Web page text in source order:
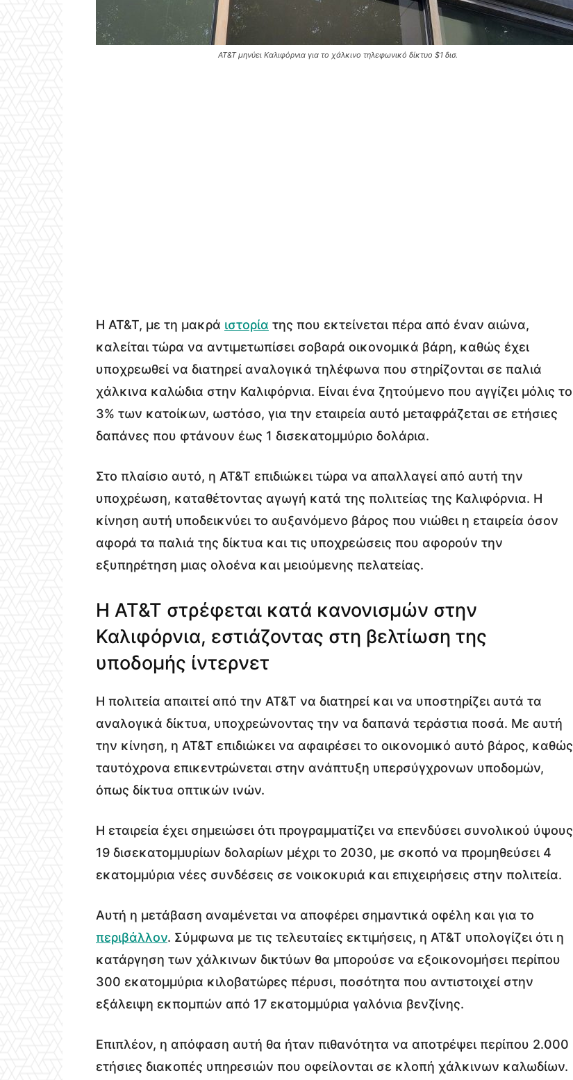
AT&T μηνύει Καλιφόρνια για το χάλκινο τηλεφωνικό δίκτυο $1 δισ.
Η AT&T, με τη μακρά ιστορία της που εκτείνεται πέρα από έναν αιώνα,
καλείται τώρα να αντιμετωπίσει σοβαρά οικονομικά βάρη, καθώς έχει
υποχρεωθεί να διατηρεί αναλογικά τηλέφωνα που στηρίζονται σε παλιά
χάλκινα καλώδια στην Καλιφόρνια. Είναι ένα ζητούμενο που αγγίζει μόλις το
3% των κατοίκων, ωστόσο, για την εταιρεία αυτό μεταφράζεται σε ετήσιες
δαπάνες που φτάνουν έως 1 δισεκατομμύριο δολάρια.
Στο πλαίσιο αυτό, η AT&T επιδιώκει τώρα να απαλλαγεί από αυτή την
υποχρέωση, καταθέτοντας αγωγή κατά της πολιτείας της Καλιφόρνια. Η
κίνηση αυτή υποδεικνύει το αυξανόμενο βάρος που νιώθει η εταιρεία όσον
αφορά τα παλιά της δίκτυα και τις υποχρεώσεις που αφορούν την
εξυπηρέτηση μιας ολοένα και μειούμενης πελατείας.
Η AT&T στρέφεται κατά κανονισμών στην
Καλιφόρνια, εστιάζοντας στη βελτίωση της
υποδομής ίντερνετ
Η πολιτεία απαιτεί από την AT&T να διατηρεί και να υποστηρίζει αυτά τα
αναλογικά δίκτυα, υποχρεώνοντας την να δαπανά τεράστια ποσά. Με αυτή
την κίνηση, η AT&T επιδιώκει να αφαιρέσει το οικονομικό αυτό βάρος, καθώς
ταυτόχρονα επικεντρώνεται στην ανάπτυξη υπερσύγχρονων υποδομών,
όπως δίκτυα οπτικών ινών.
Η εταιρεία έχει σημειώσει ότι προγραμματίζει να επενδύσει συνολικού ύψους
19 δισεκατομμυρίων δολαρίων μέχρι το 2030, με σκοπό να προμηθεύσει 4
εκατομμύρια νέες συνδέσεις σε νοικοκυριά και επιχειρήσεις στην πολιτεία.
Αυτή η μετάβαση αναμένεται να αποφέρει σημαντικά οφέλη και για το
περιβάλλον. Σύμφωνα με τις τελευταίες εκτιμήσεις, η AT&T υπολογίζει ότι η
κατάργηση των χάλκινων δικτύων θα μπορούσε να εξοικονομήσει περίπου
300 εκατομμύρια κιλοβατώρες πέρυσι, ποσότητα που αντιστοιχεί στην
εξάλειψη εκπομπών από 17 εκατομμύρια γαλόνια βενζίνης.
Επιπλέον, η απόφαση αυτή θα ήταν πιθανότητα να αποτρέψει περίπου 2.000
ετήσιες διακοπές υπηρεσιών που οφείλονται σε κλοπή χάλκινων καλωδίων.